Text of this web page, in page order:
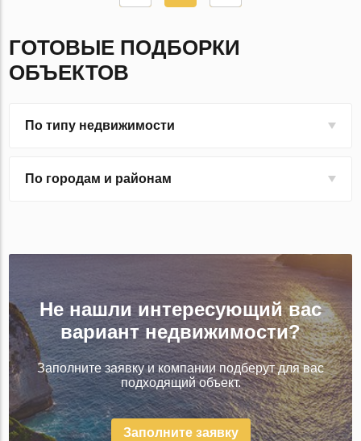
ГОТОВЫЕ ПОДБОРКИ
ОБЪЕКТОВ
По типу недвижимости
По городам и районам
Не нашли интересующий вас
вариант недвижимости?
Заполните заявку и компании подберут для вас
подходящий объект.
Заполните заявку